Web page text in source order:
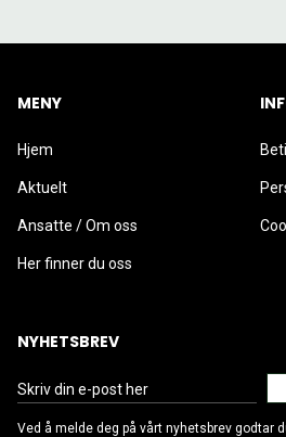
MENY
Hjem
Aktuelt
Ansatte / Om oss
Her finner du oss
NYHETSBREV
Ved å melde deg på vårt nyhetsbrev godtar